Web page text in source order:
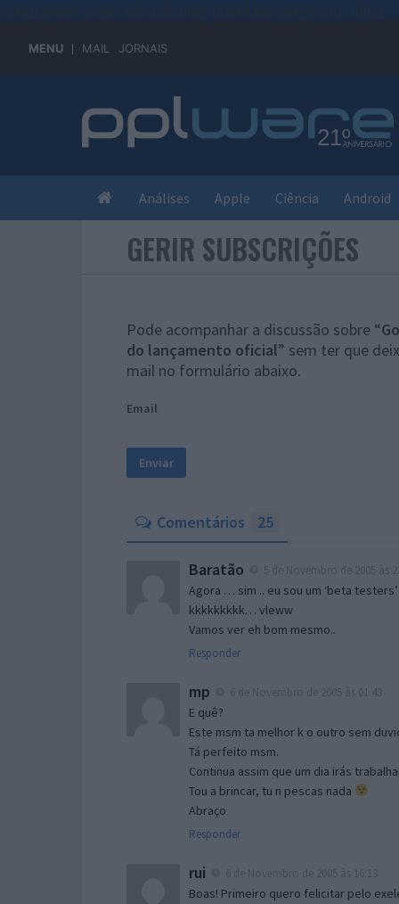
MENU MAIL JORNAIS
Análises Apple Ciência Android
GERIR SUBSCRIÇÕES
Pode acompanhar a discussão sobre “
do lançamento oficial” sem ter que
mail no formulário abaixo.
Email
Comentários 25
Baratão
Agora … sim .. eu sou um ‘beta testers’
kkkkkkkkk… vleww
Vamos ver eh bom mesmo..
Responder
mp
E quê?
Este msm ta melhor k o outro sem
Tá perfeito msm.
Continua assim que um dia irás
Tou a brincar, tu n pescas nada
Abraço
Responder
rui
Boas! Primeiro quero felicitar pelo